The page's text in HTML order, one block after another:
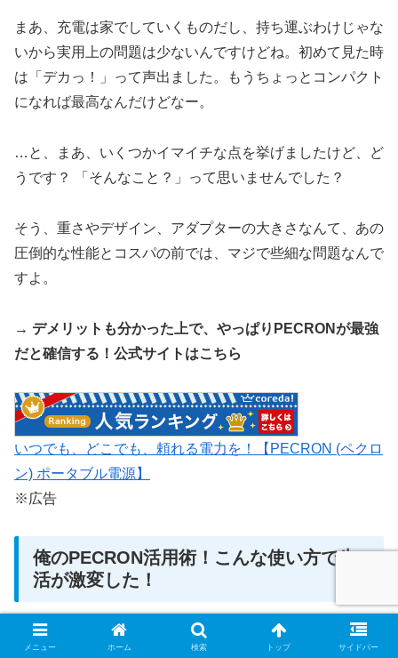
まあ、充電は家でしていくものだし、持ち運ぶわけじゃな
いから実用上の問題は少ないんですけどね。初めて見た時
は「デカっ！」って声出ました。もうちょっとコンパクト
になれば最高なんだけどなー。
…と、まあ、いくつかイマイチな点を挙げましたけど、ど
うです？ 「そんなこと？」って思いませんでした？
そう、重さやデザイン、アダプターの大きさなんて、あの
圧倒的な性能とコスパの前では、マジで些細な問題なんで
すよ。
→ デメリットも分かった上で、やっぱりPECRONが最強
だと確信する！公式サイトはこちら
いつでも、どこでも、頼れる電力を！【PECRON (ペクロ
ン) ポータブル電源】
※広告
俺のPECRON活用術！こんな使い方で生
活が激変した！
じゃあ実際に、僕、FLUOROがPECRONを手に入れてか
メニュー ホーム 検索 トップ サイドバー